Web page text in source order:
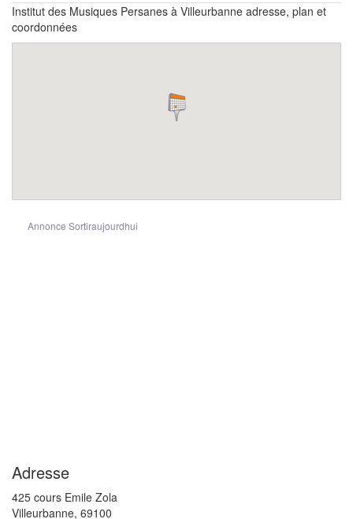
Institut des Musiques Persanes à Villeurbanne adresse, plan et
coordonnées
Annonce Sortiraujourdhui
Adresse
425 cours Emile Zola
Villeurbanne, 69100